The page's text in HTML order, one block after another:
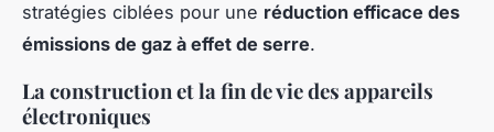
stratégies ciblées pour une réduction efficace des
émissions de gaz à effet de serre.
La construction et la fin de vie des appareils
électroniques